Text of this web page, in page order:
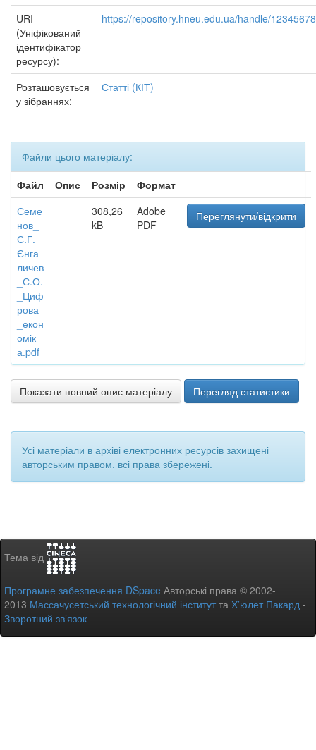
URI
(Уніфікований
ідентифікатор
ресурсу):
https://repository.hneu.edu.ua/handle/
Розташовується
у зібраннях:
Статті (КІТ)
Файли цього матеріалу:
Файл
Опис Розмір
Формат
Семе
нов_
С.Г._
Єнга
личев
_С.О.
_Циф
рова
_екон
омік
а.pdf
308,26
kB
Adobe
PDF
Переглянути/відкрити
Показати повний опис матеріалу Перегляд статистики
Усі матеріали в архіві електронних ресурсів захищені
авторським правом, всі права збережені.
Тема від
Програмне забезпечення DSpace Авторські права © 2002-
2013 Массачусетський технологічний інститутта Х’юлет Пакард -
Зворотний зв’язок